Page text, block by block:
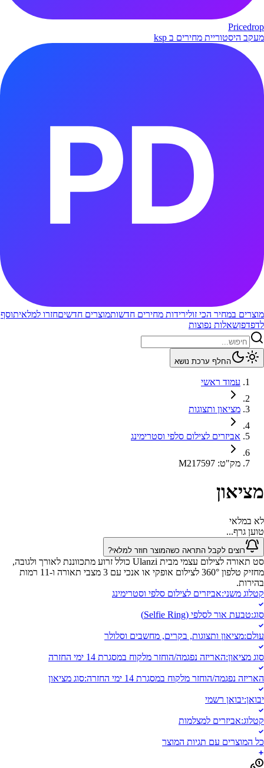
Pricedrop
מעקב היסטוריית מחירים ב ksp
מוצרים במחיר הכי זולירידות מחירים חדשותמוצרים חדשיםחזרו למלאיתוסף
לדפדפןשאלות נפוצות
החלף ערכת נושא
עמוד ראשי
מציאון ותצוגות
אביזרים לצילום סלפי וסטרימינג
מק"ט:
M217597
מציאון
לא במלאי
טוען גרף...
רוצים לקבל התראה כשהמוצר חוזר למלאי?
סט תאורה לצילום עצמי מבית Ulanzi כולל זרוע מתכווננת לאורך ולגובה,
מחזיק טלפון 360° לצילום אופקי או אנכי עם 3 מצבי תאורה ו-11 רמות
בהירות.
קטלוג משני:אביזרים לצילום סלפי וסטרימינג
סוג:טבעת אור לסלפי (Selfie Ring)
עולם:מציאון ותצוגות, בקרים, מחשבים וסלולר
סוג מציאון:האריזה נפגמה/הוחזר מלקוח במסגרת 14 ימי החזרה
האריזה נפגמה/הוחזר מלקוח במסגרת 14 ימי החזרה :סוג מציאון
יבואן:יבואן רשמי
קטלוג:אביזרים למצלמות
כל המוצרים עם תגיות המוצר